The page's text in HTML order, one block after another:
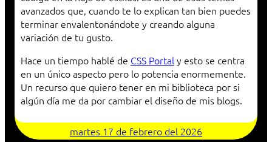
avanzados que, cuando te lo explican tan bien puedes
terminar envalentonándote y creando alguna
variación de tu gusto.
Hace un tiempo hablé de CSS Portal y esto se centra
en un único aspecto pero lo potencia enormemente.
Un recurso que quiero tener en mi biblioteca por si
algún día me da por cambiar el diseño de mis blogs.
martes 17 de febrero del 2026